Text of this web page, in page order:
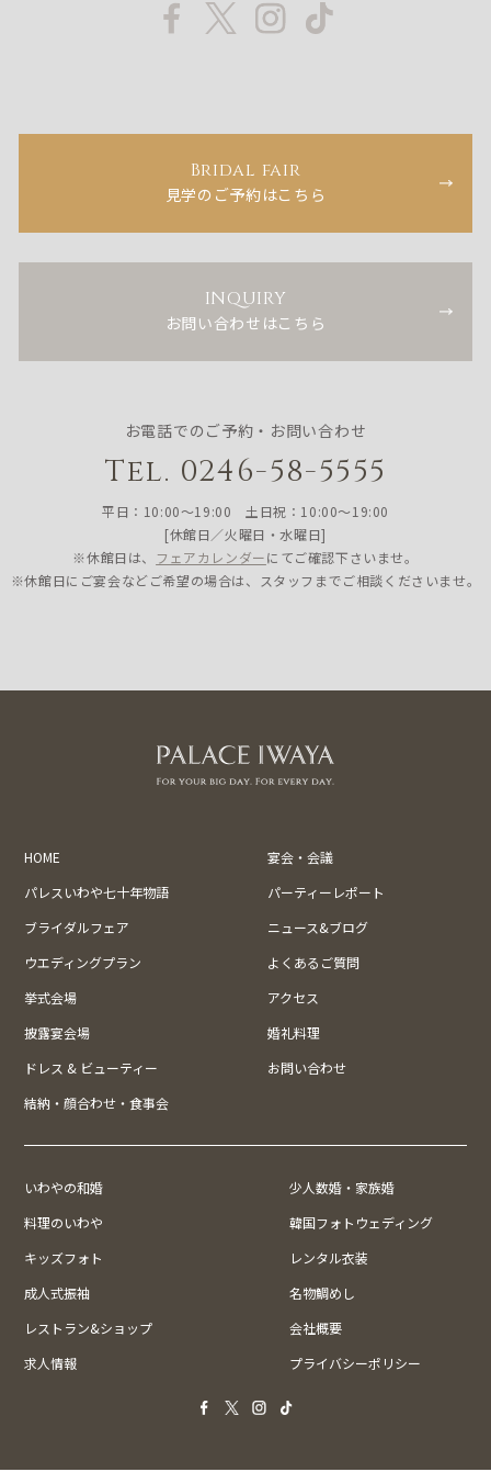
Bridal fair
見学のご予約はこちら
INQUIRY
お問い合わせはこちら
お電話でのご予約・お問い合わせ
Tel. 0246-58-5555
平日：10:00〜19:00 土日祝：10:00〜19:00
[休館日／火曜日・水曜日]
※休館日は、 フェアカレンダーにてご確認下さいませ。
※休館日にご宴会などご希望の場合は、スタッフまでご相談くださいませ。
HOME
宴会・会議
パレスいわや七十年物語
パーティーレポート
ブライダルフェア
ニュース&ブログ
ウエディングプラン
よくあるご質問
挙式会場
アクセス
披露宴会場
婚礼料理
ドレス & ビューティー
お問い合わせ
結納・顔合わせ・食事会
いわやの和婚
少人数婚・家族婚
料理のいわや
韓国フォトウェディング
キッズフォト
レンタル衣装
成人式振袖
名物鯛めし
レストラン&ショップ
会社概要
求人情報
プライバシーポリシー